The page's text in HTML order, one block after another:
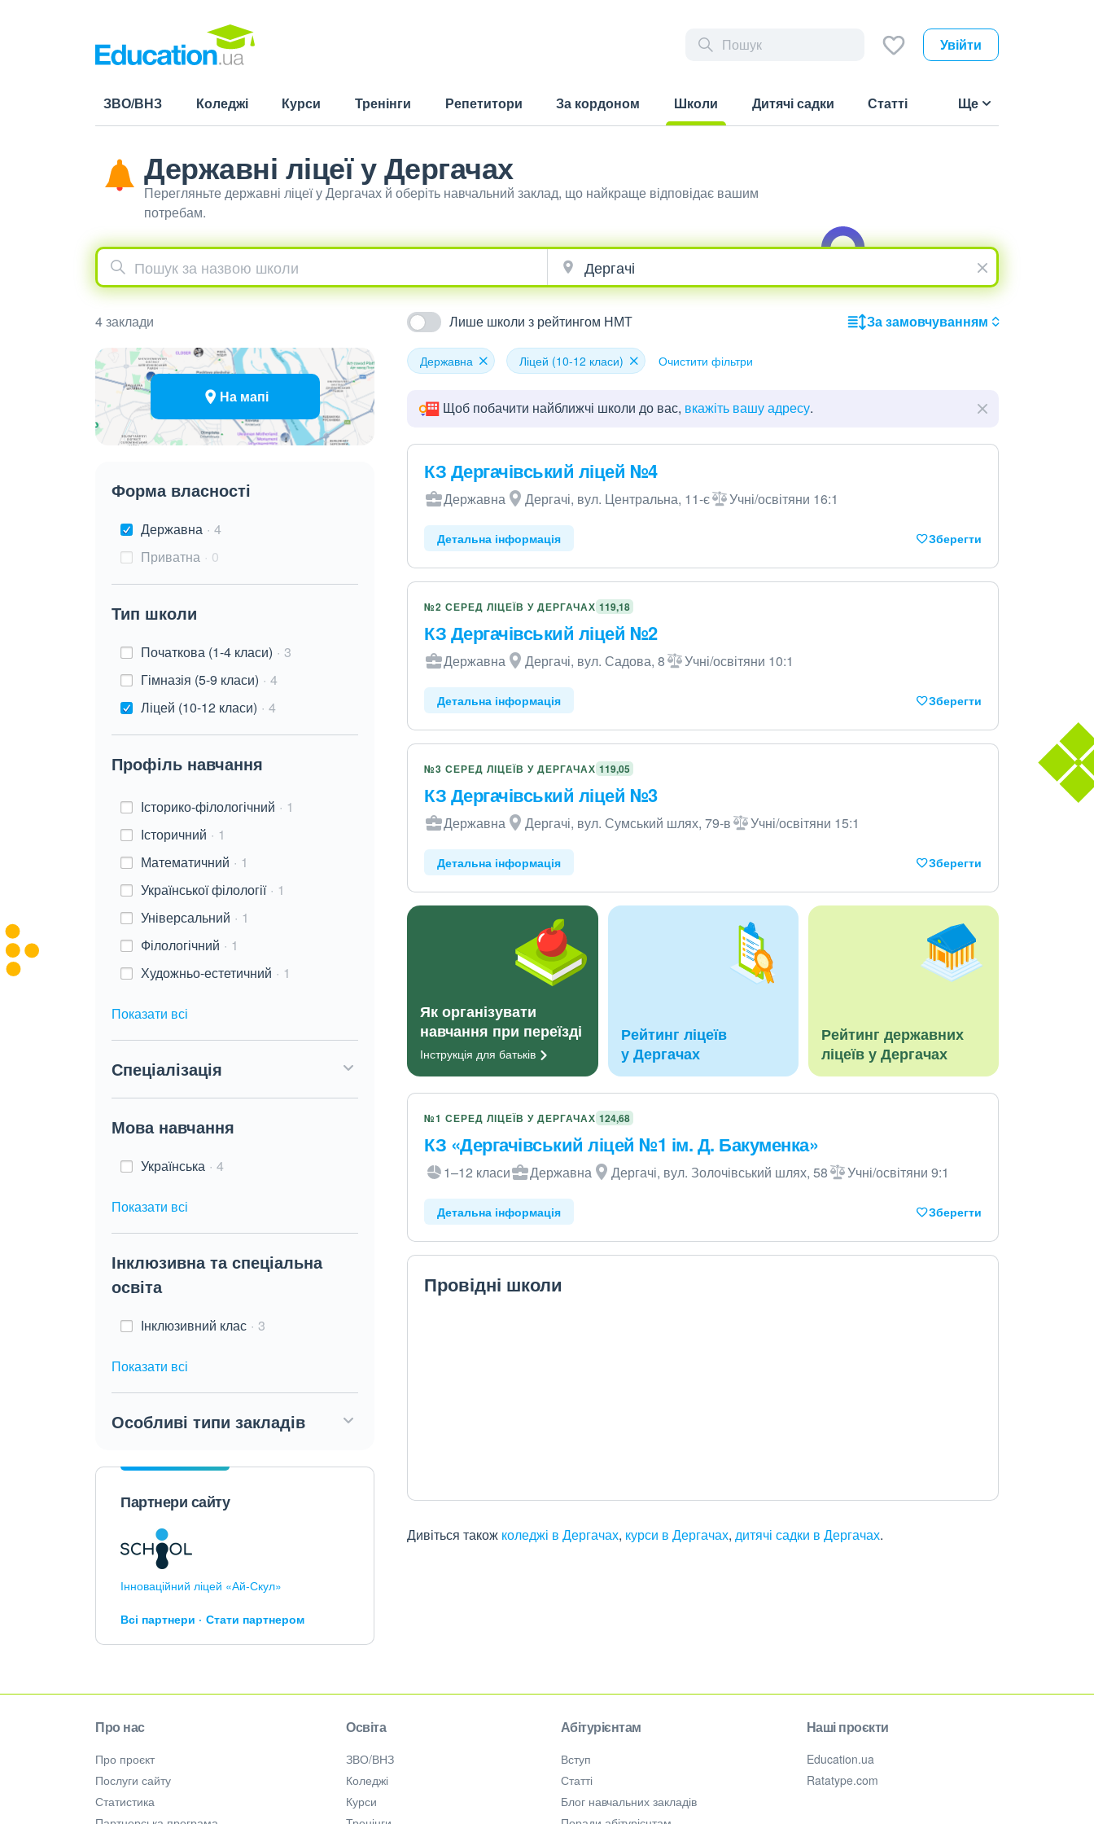
Увійти
ЗВО/ВНЗ Коледжі Курси Тренінги Репетитори За кордоном
Школи
Дитячі садки Статті Ще
Державні ліцеї у Дергачах
Перегляньте державні ліцеї у Дергачах й оберіть навчальний заклад, що найкраще відповідає вашим
потребам.
4 заклади Лише школи з рейтингом НМТ За замовчуванням
На мапі
Форма власності
Державна
4
Приватна
0
Тип школи
Початкова (1-4 класи)
3
Гімназія (5-9 класи)
4
Ліцей (10-12 класи)
4
Профіль навчання
Історико-філологічний
1
Історичний
1
Математичний
1
Української філології
1
Універсальний
1
Філологічний
1
Художньо-естетичний
1
Показати всі
Спеціалізація
Мова навчання
Українська 4
Показати всі
Інклюзивна та спеціальна
освіта
Інклюзивний клас 3
Показати всі
Особливі типи закладів
Партнери сайту
Інноваційний ліцей «Ай-Скул»
Всі партнери Стати партнером
Державна Ліцей (10-12 класи) Очистити фільтри
Щоб побачити найближчі школи до вас, вкажіть вашу адресу.
КЗ Дергачівський ліцей №4
Державна Дергачі, вул. Центральна, 11-є Учні/освітяни 16:1
Детальна інформація Зберегти
№2 СЕРЕД ЛІЦЕЇВ У ДЕРГАЧАХ 119,18
КЗ Дергачівський ліцей №2
Державна Дергачі, вул. Садова, 8 Учні/освітяни 10:1
Детальна інформація Зберегти
№3 СЕРЕД ЛІЦЕЇВ У ДЕРГАЧАХ 119,05
КЗ Дергачівський ліцей №3
Державна Дергачі, вул. Сумський шлях, 79-в Учні/освітяни 15:1
Детальна інформація Зберегти
Як організувати
навчання при переїзді
Інструкція длябатьків
Рейтинг ліцеїв
у Дергачах
Рейтинг державних
ліцеїв у Дергачах
№1 СЕРЕД ЛІЦЕЇВ У ДЕРГАЧАХ 124,68
КЗ «Дергачівський ліцей №1 ім. Д. Бакуменка»
1–12 класи Державна Дергачі, вул. Золочівський шлях, 58 Учні/освітяни 9:1
Детальна інформація Зберегти
Провідні школи
Дивіться також коледжі в Дергачах, курси в Дергачах,дитячі садки в Дергачах.
Про нас
Про проєкт
Послуги сайту
Статистика
Освіта
ЗВО/ВНЗ
Коледжі
Курси
Абітурієнтам
Вступ
Статті
Блог навчальних закладів
Наші проєкти
Education.ua
Ratatype.com